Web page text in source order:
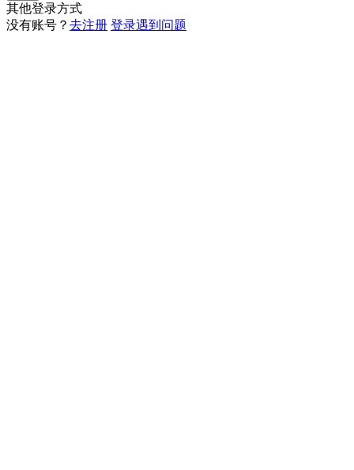
其他登录方式
没有账号？ 去注册 登录遇到问题